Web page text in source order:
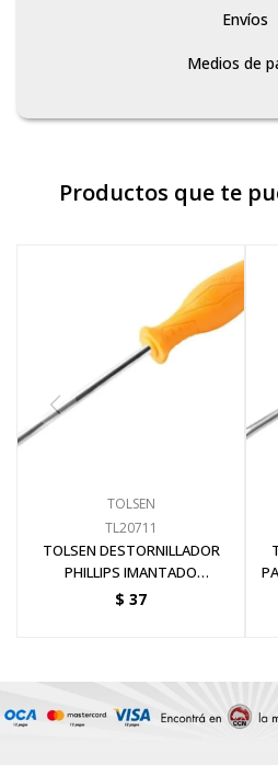
Envíos
Medios de
Productos que te
TOLSEN
TL20711
TOLSEN DESTORNILLADOR
PHILLIPS IMANTADO
PH1X75MM
$ 37